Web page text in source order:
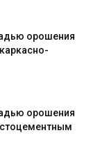
орошения
орошения